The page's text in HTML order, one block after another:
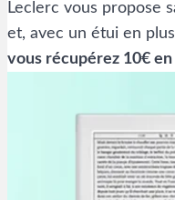
Leclerc vous propose
et, avec un étui en
vous récupérez 10€